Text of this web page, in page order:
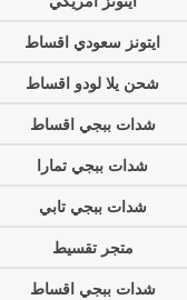
ايتونز سعودي اقساط
شحن يلا لودو اقساط
شدات ببجي اقساط
شدات ببجي تمارا
شدات ببجي تابي
متجر تقسيط
شدات ببجي اقساط